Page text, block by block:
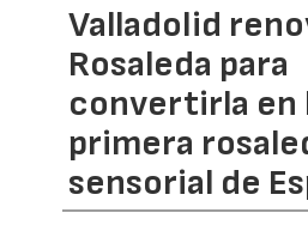
Valladolid
Rosaleda para
convertirla en
primera
sensorial de